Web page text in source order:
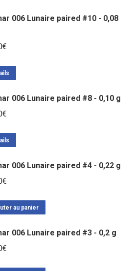
006 Lunaire paired #10 - 0,08
€
006 Lunaire paired #8 - 0,10 g
€
006 Lunaire paired #4 - 0,22 g
€
au panier
006 Lunaire paired #3 - 0,2 g
€